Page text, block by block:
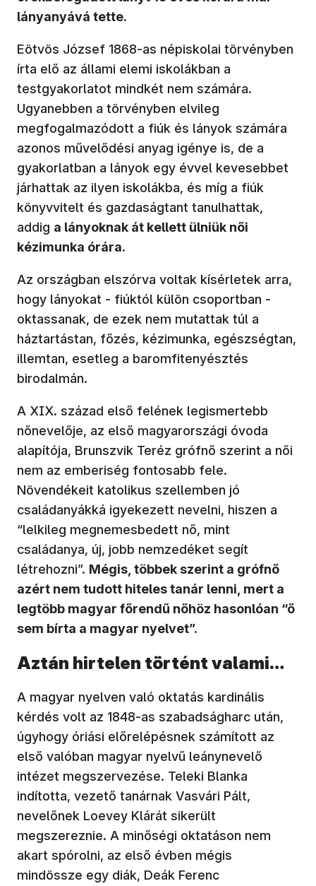
lányanyává tette.
Eötvös József 1868-as népiskolai törvényben
írta elő az állami elemi iskolákban a
testgyakorlatot mindkét nem számára.
Ugyanebben a törvényben elvileg
megfogalmazódott a fiúk és lányok számára
azonos művelődési anyag igénye is, de a
gyakorlatban a lányok egy évvel kevesebbet
járhattak az ilyen iskolákba, és míg a fiúk
könyvvitelt és gazdaságtant tanulhattak,
addig a lányoknak át kellett ülniük női
kézimunka órára.
Az országban elszórva voltak kísérletek arra,
hogy lányokat - fiúktól külön csoportban -
oktassanak, de ezek nem mutattak túl a
háztartástan, főzés, kézimunka, egészségtan,
illemtan, esetleg a baromfitenyésztés
birodalmán.
A XIX. század első felének legismertebb
nőnevelője, az első magyarországi óvoda
alapítója, Brunszvik Teréz grófnő szerint a női
nem az emberiség fontosabb fele.
Növendékeit katolikus szellemben jó
családanyákká igyekezett nevelni, hiszen a
“lelkileg megnemesbedett nő, mint
családanya, új, jobb nemzedéket segít
létrehozni”. Mégis, többek szerint a grófnő
azért nem tudott hiteles tanár lenni, mert a
legtöbb magyar főrendű nőhöz hasonlóan “ő
sem bírta a magyar nyelvet”.
Aztán hirtelen történt valami…
A magyar nyelven való oktatás kardinális
kérdés volt az 1848-as szabadságharc után,
úgyhogy óriási előrelépésnek számított az
első valóban magyar nyelvű leánynevelő
intézet megszervezése. Teleki Blanka
indította, vezető tanárnak Vasvári Pált,
nevelőnek Loevey Klárát sikerült
megszereznie. A minőségi oktatáson nem
akart spórolni, az első évben mégis
mindössze egy diák, Deák Ferenc